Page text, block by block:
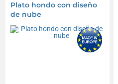
Plato hondo con diseño
de nube